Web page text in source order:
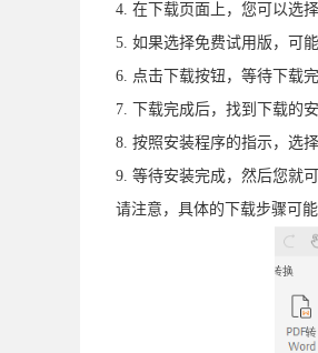
4. 在下载页面上，您可以选
5. 如果选择免费试用版，可
6. 点击下载按钮，等待下载完
7. 下载完成后，找到下载的
8. 按照安装程序的指示，选
9. 等待安装完成，然后您就
请注意，具体的下载步骤可